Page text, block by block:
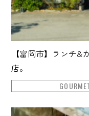
【富岡市】ランチ
店。